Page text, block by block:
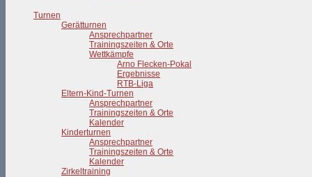
Turnen
Gerätturnen
Ansprechpartner
Trainingszeiten & Orte
Wettkämpfe
Arno Flecken-Pokal
Ergebnisse
RTB-Liga
Eltern-Kind-Turnen
Ansprechpartner
Trainingszeiten & Orte
Kalender
Kinderturnen
Ansprechpartner
Trainingszeiten & Orte
Kalender
Zirkeltraining